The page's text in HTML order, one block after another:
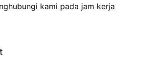
kami pada jam kerja